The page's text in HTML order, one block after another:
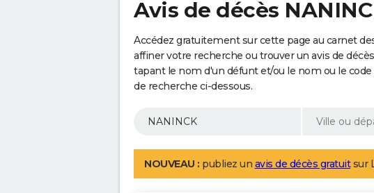
Avis de décès
Accédez gratuitement sur cette page au carnet
affiner votre recherche ou trouver un avis de
tapant le nom d'un défunt et/ou le nom ou le
de recherche ci-dessous.
NOUVEAU : publiez un avis de décès gratuitsur